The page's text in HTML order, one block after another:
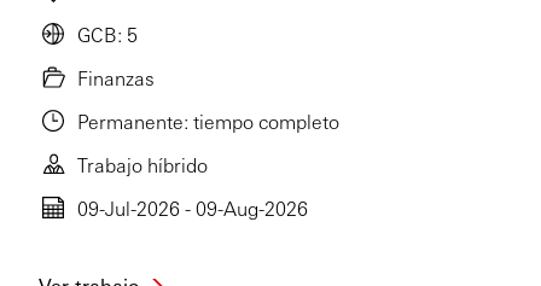
GCB: 5
Finanzas
Permanente: tiempo completo
Trabajo híbrido
09-Jul-2026 - 09-Aug-2026